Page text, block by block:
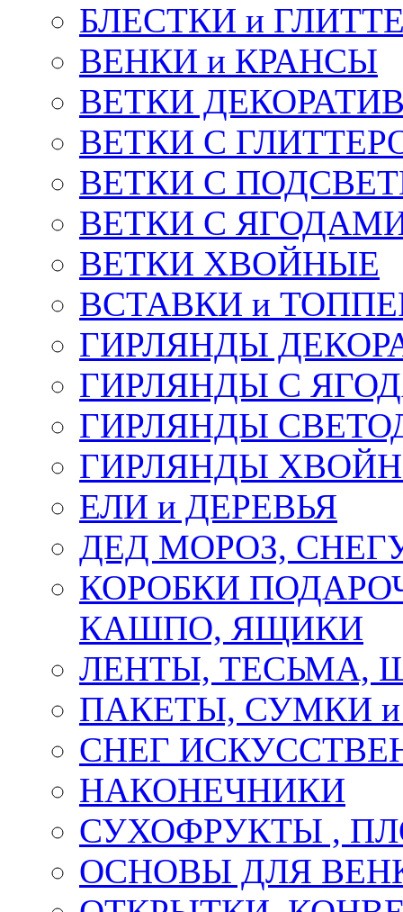
БЛЕСТКИ и
ВЕНКИ и КРАНСЫ
ВЕТКИ
ВЕТКИ С
ВЕТКИ С
ВЕТКИ С
ВЕТКИ ХВОЙНЫЕ
ВСТАВКИ и
ГИРЛЯНДЫ
ГИРЛЯНДЫ С
ГИРЛЯНДЫ
ГИРЛЯНДЫ
ЕЛИ и ДЕРЕВЬЯ
ДЕД МОРОЗ,
КОРОБКИ
КАШПО, ЯЩИКИ
ЛЕНТЫ, ТЕСЬМА,
ПАКЕТЫ, СУМКИ
СНЕГ
НАКОНЕЧНИКИ
СУХОФРУКТЫ ,
ОСНОВЫ ДЛЯ